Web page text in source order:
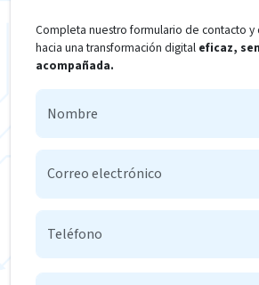
Completa nuestro formulario de contacto y
hacia una transformación digital eficaz,
acompañada.